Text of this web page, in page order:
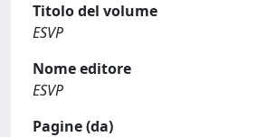
Titolo del volume
ESVP
Nome editore
ESVP
Pagine (da)